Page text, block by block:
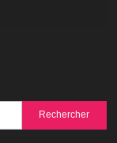
Rechercher :